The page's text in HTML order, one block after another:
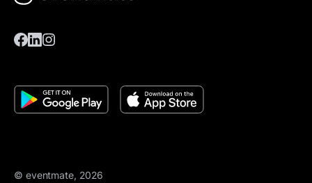
© eventmate, 2026